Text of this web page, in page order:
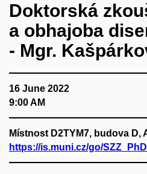
Doktorská
a obhajoba
- Mgr.
16 June 2022
9:00 AM
Místnost D2TYM7, budova D,
https://is.muni.cz/go/